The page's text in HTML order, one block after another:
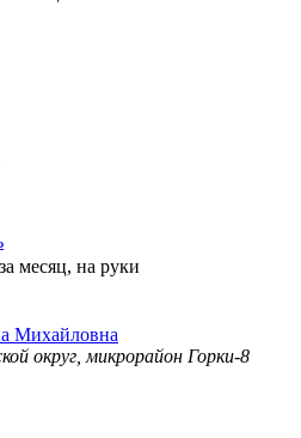
за месяц, на руки
Михайловна
округ, микрорайон Горки-8